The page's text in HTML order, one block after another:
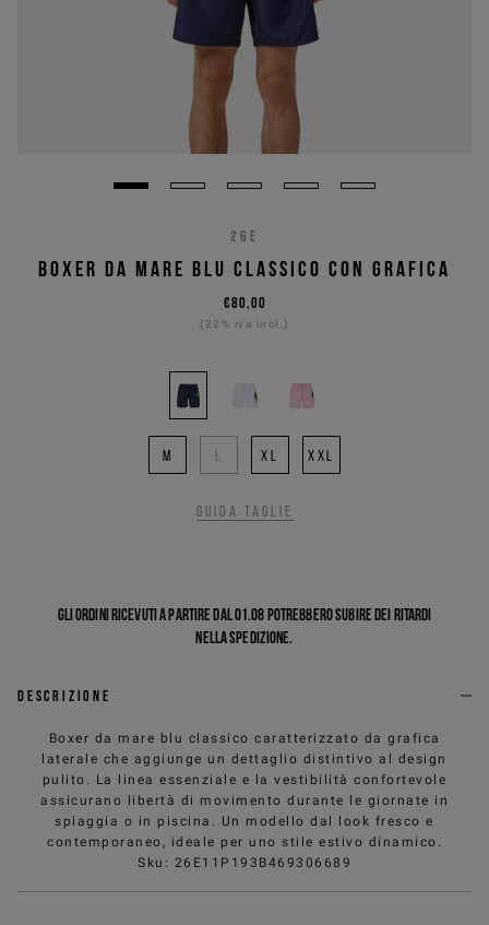
26E
BOXER DA MARE BLU CLASSICO CON GRAFICA
€80,00
(22% iva incl.)
M XL XXL
Guida taglie
Gli ordini ricevuti a partire dal 01.08 potrebbero subire dei ritardi
nella spedizione.
Descrizione
Boxer da mare blu classico caratterizzato da grafica
laterale che aggiunge un dettaglio distintivo al design
pulito. La linea essenziale e la vestibilità confortevole
assicurano libertà di movimento durante le giornate in
spiaggia o in piscina. Un modello dal look fresco e
contemporaneo, ideale per uno stile estivo dinamico.
Sku : 26E11P193B469306689